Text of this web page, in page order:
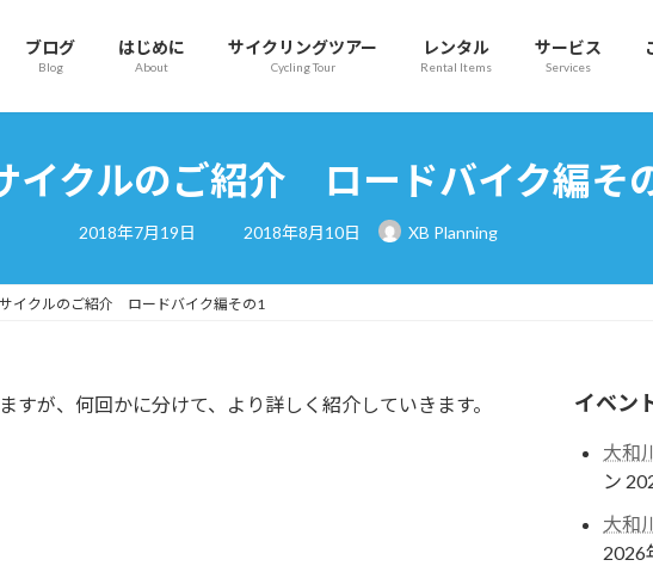
ブログ
Blog
はじめに
About
サイクリングツアー
Cycling Tour
レンタル
Rental Items
サービス
Services
イクルのご紹介 ロードバイク編そ
2018年7月19日
最
終
日
時
2018年8月10日 XB Planning
イクルのご紹介 ロードバイク編その1
が、何回かに分けて、より詳しく紹介していきます。 イベン
大和
ン
大和
2026